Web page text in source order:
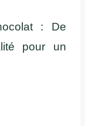
: De
pour un